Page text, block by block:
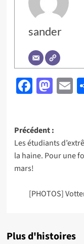
sander
Navigation
d’article
Précédent :
Les étudiants
la haine. Pour une
mars!
[PHOTOS]
Plus d'histoires